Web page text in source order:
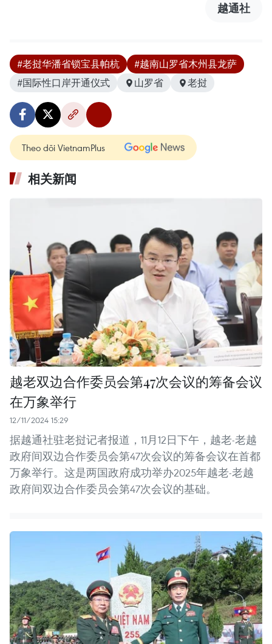
越通社
#老挝华潘省锁宝县帕杭
#越南山罗省木州县龙萨
#国际性口岸开通仪式
山罗省 老挝
Theo dõi VietnamPlus
相关新闻
越老双边合作委员会第47次会议的筹备会议
在万象举行
12/11/2024 15:29
据越通社驻老挝记者报道，11月12日下午，越老-老越
政府间双边合作委员会第47次会议的筹备会议在首都
万象举行。这是两国政府成功举办2025年越老-老越
政府间双边合作委员会第47次会议的基础。